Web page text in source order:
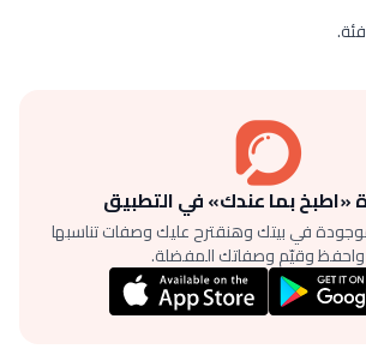
«اطبخ بما عندك» في التطبيق
في بيتك وهنقترح عليك وصفات تناسبها
وقيّم وصفاتك المفضلة.